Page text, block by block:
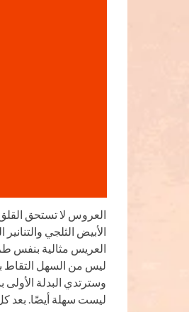
العروس لا تستحق
الأبيض الثلجي
العريس مثالية بنفس
ليس من السهل التقاط
وسترتدي البدلة
ليست سهلة أيضًا. بعد